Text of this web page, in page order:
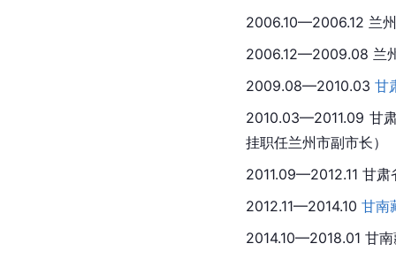
2006.10—2006.12 兰
2006.12—2009.08 兰
2009.08—2010.03 甘
2010.03—2011.09 甘
挂职任兰州市副市长）
2011.09—2012.11 甘
2012.11—2014.10 甘南
2014.10—2018.01 甘